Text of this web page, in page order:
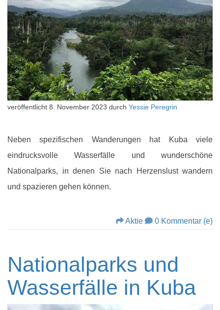
veröffentlicht 8. November 2023 durch Yessie Peregrin
Neben spezifischen Wanderungen hat Kuba viele
eindrucksvolle Wasserfälle und wunderschöne
Nationalparks, in denen Sie nach Herzenslust wandern
und spazieren gehen können.
Aktie 0 Kommentar (e)
Nationalparks und
Wasserfälle in Kuba